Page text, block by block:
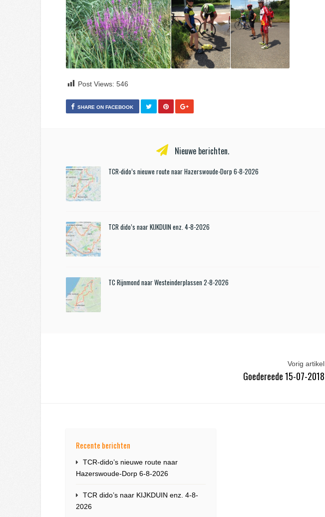
Post Views: 546
SHARE ON FACEBOOK
Nieuwe berichten.
TCR-dido’s nieuwe route naar Hazerswoude-Dorp 6-8-2026
TCR dido’s naar KIJKDUIN enz. 4-8-2026
TC Rijnmond naar Westeinderplassen 2-8-2026
Vorig artikel
Goedereede 15-07-2018
Recente berichten
TCR-dido’s nieuwe route naar
Hazerswoude-Dorp 6-8-2026
TCR dido’s naar KIJKDUIN enz. 4-8-
2026